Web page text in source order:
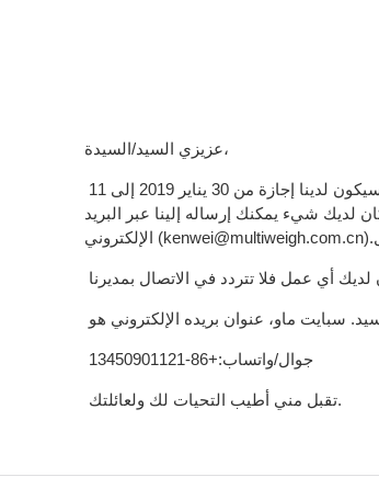
عزيزي السيد/السيدة،
كان لديك شيء يمكنك إرساله إلينا عبر البريد
تقبل مني أطيب التحيات لك ولعائلتك.